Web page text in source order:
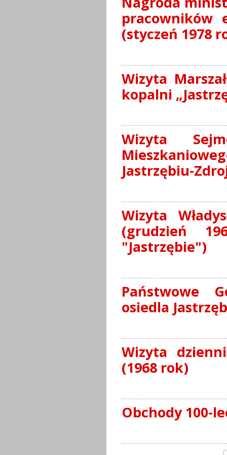
pracowników
(styczeń 1978
Wizyta
kopalni
Wizyta
Jastrzębiu-
Wizyta
(grudzień
"Jastrzębie")
Państwowe
osiedla
Wizyta
(1968 rok)
Obchody 100-